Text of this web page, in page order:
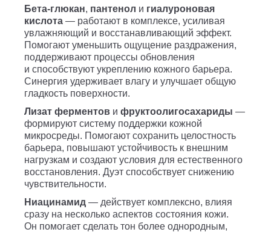
Бета-глюкан, пантенол и гиалуроновая
кислота — работают в комплексе, усиливая
увлажняющий и восстанавливающий эффект.
Помогают уменьшить ощущение раздражения,
поддерживают процессы обновления
и способствуют укреплению кожного барьера.
Синергия удерживает влагу и улучшает общую
гладкость поверхности.
Лизат ферментов и фруктоолигосахариды —
формируют систему поддержки кожной
микросреды. Помогают сохранить целостность
барьера, повышают устойчивость к внешним
нагрузкам и создают условия для естественного
восстановления. Дуэт способствует снижению
чувствительности.
Ниацинамид — действует комплексно, влияя
сразу на несколько аспектов состояния кожи.
Он помогает сделать тон более однородным,